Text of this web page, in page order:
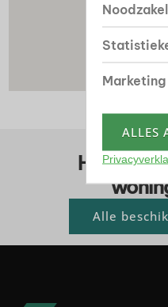
Huis
Alle
ALLES